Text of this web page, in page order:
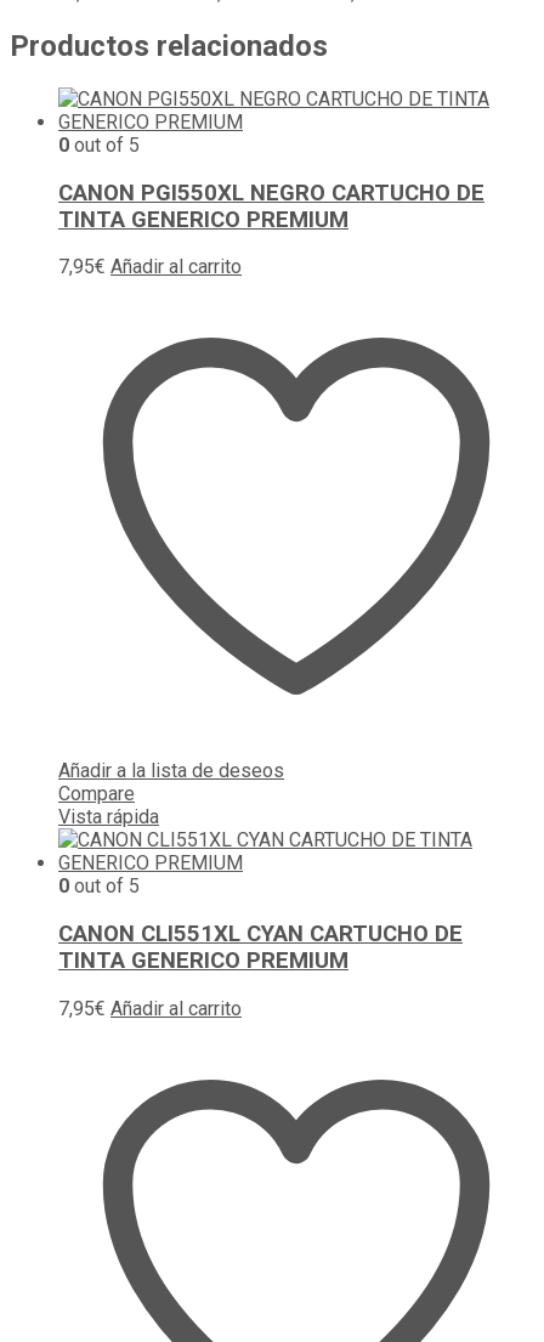
Productos relacionados
0 out of 5
CANON PGI550XL NEGRO CARTUCHO DE
TINTA GENERICO PREMIUM
7,95€ Añadir al carrito
Añadir a la lista de deseos
Compare
Vista rápida
0 out of 5
CANON CLI551XL CYAN CARTUCHO DE
TINTA GENERICO PREMIUM
7,95€ Añadir al carrito